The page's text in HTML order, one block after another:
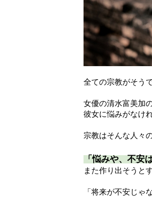
全ての宗教がそう
女優の清水富美加
彼女に悩みがなけ
宗教はそんな人々
「悩みや、不安
また作り出そうとす
「将来が不安じゃ